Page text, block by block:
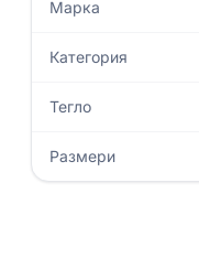
Марка
Категория
Тегло
Размери